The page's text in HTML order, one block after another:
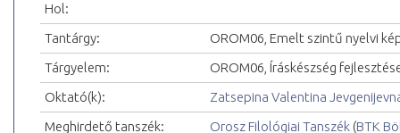
Hol:
Tantárgy:
OROM06, Emelt szintű nyelvi
Tárgyelem:
OROM06, Íráskészség
Oktató(k):
Zatsepina Valentina
Meghirdető tanszék:
Orosz Filológiai Tanszék (BTK